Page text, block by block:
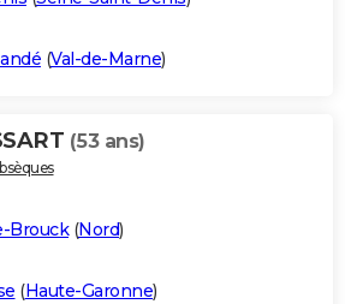
(Val-de-Marne)
(53 ans)
Brouck(Nord)
(Haute-Garonne)